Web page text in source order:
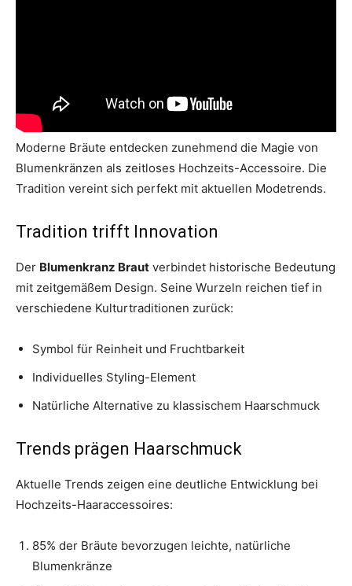
Moderne Bräute entdecken zunehmend die Magie von
Blumenkränzen als zeitloses Hochzeits-Accessoire. Die
Tradition vereint sich perfekt mit aktuellen Modetrends.
Tradition trifft Innovation
Der Blumenkranz Braut verbindet historische Bedeutung
mit zeitgemäßem Design. Seine Wurzeln reichen tief in
verschiedene Kulturtraditionen zurück:
Symbol für Reinheit und Fruchtbarkeit
Individuelles Styling-Element
Natürliche Alternative zu klassischem Haarschmuck
Trends prägen Haarschmuck
Aktuelle Trends zeigen eine deutliche Entwicklung bei
Hochzeits-Haaraccessoires:
85% der Bräute bevorzugen leichte, natürliche
Blumenkränze